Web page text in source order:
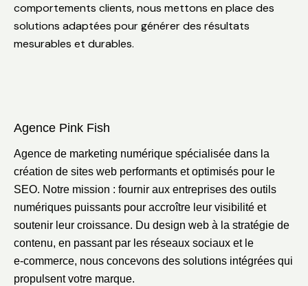
comportements clients, nous mettons en place des
solutions adaptées pour générer des résultats
mesurables et durables.
Agence Pink Fish
Agence de marketing numérique spécialisée dans la
création de sites web performants et optimisés pour le
SEO. Notre mission : fournir aux entreprises des outils
numériques puissants pour accroître leur visibilité et
soutenir leur croissance. Du design web à la stratégie de
contenu, en passant par les réseaux sociaux et le
e‑commerce, nous concevons des solutions intégrées qui
propulsent votre marque.